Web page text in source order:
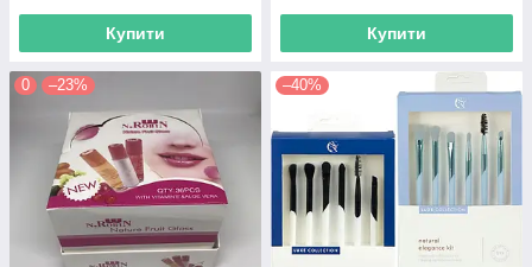
Купити Купити
0 –23% –40%